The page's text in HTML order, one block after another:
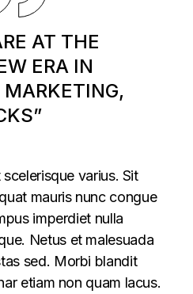
AT THE
ERA IN
varius. Sit
mauris nunc congue
imperdiet nulla
Netus et malesuada
sed. Morbi blandit
etiam non quam lacus.